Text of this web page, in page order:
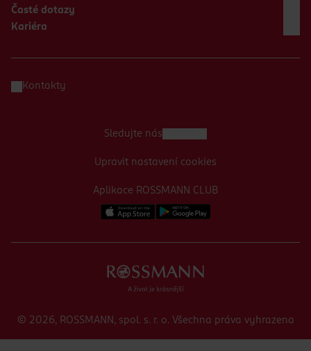
Časté dotazy
Kariéra
Kontakty
Aplikace ROSSMANN CLUB
Sledujte nás
Upravit nastavení cookies
© 2026, ROSSMANN, spol. s. r. o. Všechna práva vyhrazena